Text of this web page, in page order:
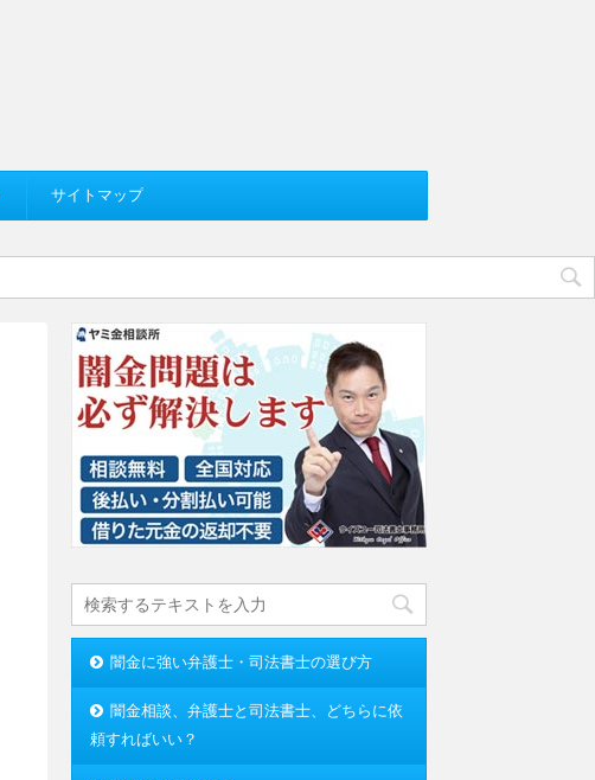
サイトマップ
闇金に強い弁護士・司法書士の選び方
闇金相談、弁護士と司法書士、どちらに依
頼すればいい？